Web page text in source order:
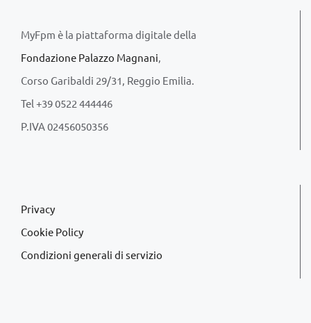
MyFpm è la piattaforma digitale della
Fondazione Palazzo Magnani
Corso Garibaldi 29/31, Reggio Emilia.
Tel +39 0522 444446
P.IVA 02456050356
Privacy
Cookie Policy
Condizioni generali di servizio